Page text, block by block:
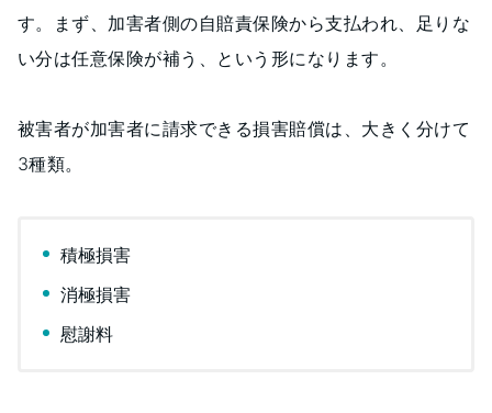
す。まず、加害者側の自賠責保険から支払われ、足りな
い分は任意保険が補う、という形になります。
被害者が加害者に請求できる損害賠償は、大きく分けて
3種類。
積極損害
消極損害
慰謝料